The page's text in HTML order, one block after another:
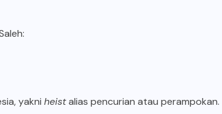
yakni heistalias pencurian atau perampokan.